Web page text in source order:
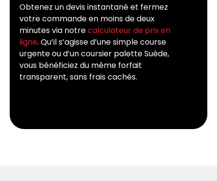
Obtenez un devis instantané et fermez
votre commande en moins de deux
minutes via notrecalculateur de prix en
ligne. Qu’il s’agisse d’une simple course
urgente ou d’un coursier palette Suède,
vous bénéficiez du même forfait
transparent, sans frais cachés.